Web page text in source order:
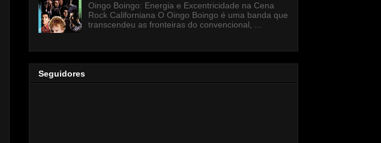
Oingo Boingo: Energia e Excentricidade na Cena
Rock Californiana O Oingo Boingo é uma banda que
transcendeu as fronteiras do convencional, ...
Seguidores